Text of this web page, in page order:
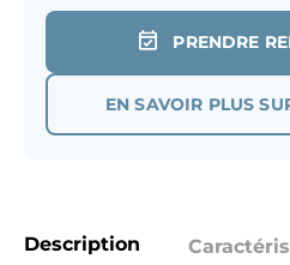
PRENDRE
EN SAVOIR PLUS
Description